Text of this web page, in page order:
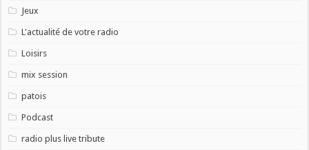
Jeux
L'actualité de votre radio
Loisirs
mix session
patois
Podcast
radio plus live tribute